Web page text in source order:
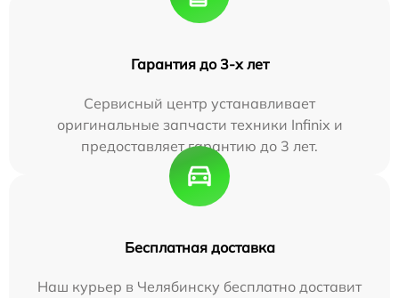
Гарантия до 3-х лет
Сервисный центр устанавливает
оригинальные запчасти техники Infinix и
предоставляет гарантию до 3 лет.
Бесплатная доставка
Наш курьер в Челябинску бесплатно доставит